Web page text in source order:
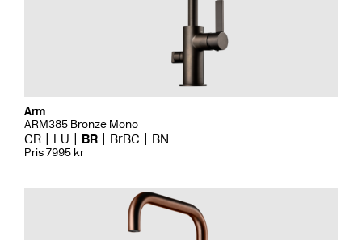
Arm
ARM385 Bronze Mono
CR LU BR BrBC BN
Pris 7995 kr